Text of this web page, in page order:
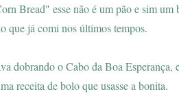
Bread" esse não é um pão e sim
que já comi nos últimos tempos.
dobrando o Cabo da Boa Esperança,
receita de bolo que usasse a bonita.